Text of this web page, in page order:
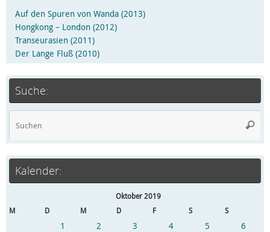
Auf den Spuren von Wanda (2013)
Hongkong – London (2012)
Transeurasien (2011)
Der Lange Fluß (2010)
Suche:
Kalender:
Oktober 2019
M
D M D F S S
1 2 3 4 5
6